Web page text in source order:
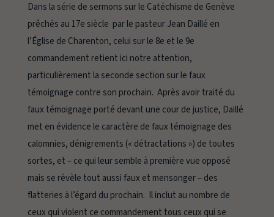
Dans la série de sermons sur le Catéchisme de Genève
prêchés au 17e siècle par le pasteur Jean Daillé en
l’Église de Charenton, celui sur le 8e et le 9e
commandement retient ici notre attention,
particulièrement la seconde section sur le faux
témoignage contre son prochain. Après avoir traité du
faux témoignage porté devant une cour de justice, Daillé
met en évidence le caractère de faux témoignage des
calomnies, dénigrements (« détractations ») de toutes
sortes, et – ce qui leur semble à première vue opposé
mais se révèle tout aussi faux et mensonger – des
flatteries à l’égard du prochain. Il inclut au nombre de
ceux qui violent ce commandement tous ceux qui se